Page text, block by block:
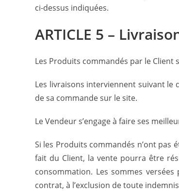
ci-dessus indiquées.
ARTICLE 5 –
Les Produits commandés par le
Les livraisons interviennent suivant le
de sa commande sur le site.
Le Vendeur s’engage à faire ses
Si les Produits commandés n’ont
fait du Client, la vente pourra être
consommation. Les sommes
contrat, à l’exclusion de toute